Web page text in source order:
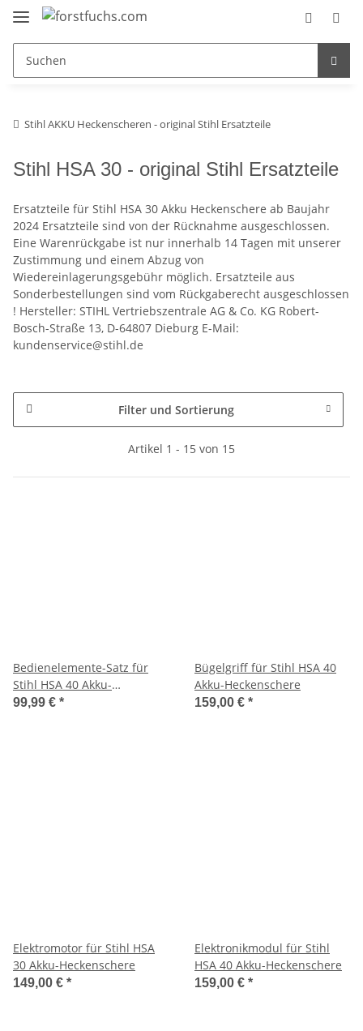
Stihl AKKU Heckenscheren - original Stihl Ersatzteile
Stihl HSA 30 - original Stihl Ersatzteile
Ersatzteile für Stihl HSA 30 Akku Heckenschere ab Baujahr
2024 Ersatzteile sind von der Rücknahme ausgeschlossen.
Eine Warenrückgabe ist nur innerhalb 14 Tagen mit unserer
Zustimmung und einem Abzug von
Wiedereinlagerungsgebühr möglich. Ersatzteile aus
Sonderbestellungen sind vom Rückgaberecht ausgeschlossen
! Hersteller: STIHL Vertriebszentrale AG & Co. KG Robert-
Bosch-Straße 13, D-64807 Dieburg E-Mail:
kundenservice@stihl.de
Filter und Sortierung
Artikel 1 - 15 von 15
Bedienelemente-Satz für
Stihl HSA 40 Akku-
Heckenschere
99,99 € *
Bügelgriff für Stihl HSA 40
Akku-Heckenschere
159,00 € *
Elektromotor für Stihl HSA
30 Akku-Heckenschere
149,00 € *
Elektronikmodul für Stihl
HSA 40 Akku-Heckenschere
159,00 € *